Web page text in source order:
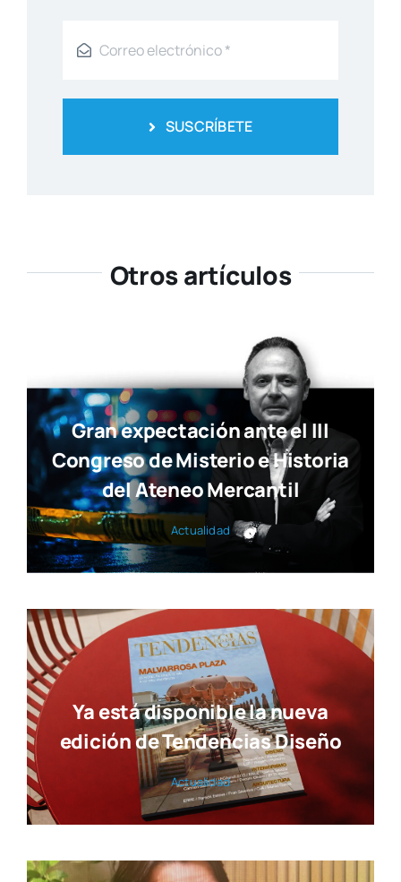
SUSCRÍBETE
Otros artículos
Gran expectación ante el III
Congreso de Misterio e Historia
del Ateneo Mercantil
Actua­li­dad
Ya está disponible la nueva
edición de Tendencias Diseño
Actua­li­dad